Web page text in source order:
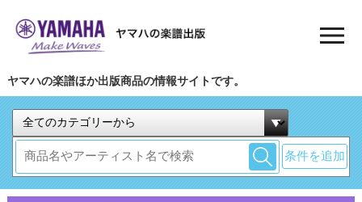
ヤマハの楽譜ほか出版商品の情報サイトです。
条件を追加